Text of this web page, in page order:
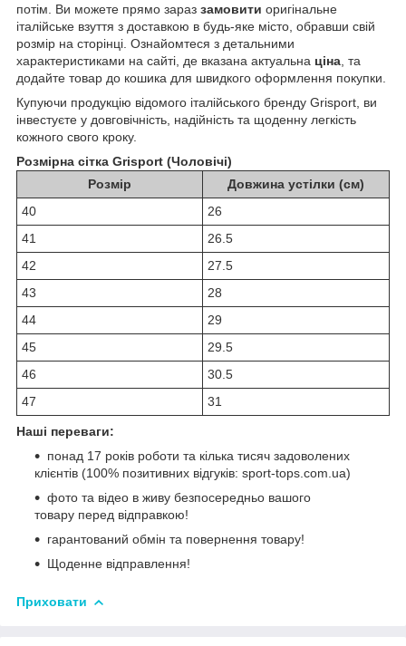
потім. Ви можете прямо зараз замовити оригінальне
італійське взуття з доставкою в будь-яке місто, обравши свій
розмір на сторінці. Ознайомтеся з детальними
характеристиками на сайті, де вказана актуальна ціна , та
додайте товар до кошика для швидкого оформлення покупки.
Купуючи продукцію відомого італійського бренду Grisport, ви
інвестуєте у довговічність, надійність та щоденну легкість
кожного свого кроку.
Розмірна сітка Grisport (Чоловічі)
Розмір
Довжина устілки (см)
40
26
41
26.5
42
27.5
43
28
44
29
45
29.5
46
30.5
47
31
Наші переваги:
понад 17 років роботи та кілька тисяч задоволених
клієнтів (100% позитивних відгуків: sport-tops.com.ua)
фото та відео в живу безпосередньо вашого
товару перед відправкою!
гарантований обмін та повернення товару!
Щоденне відправлення!
Приховати